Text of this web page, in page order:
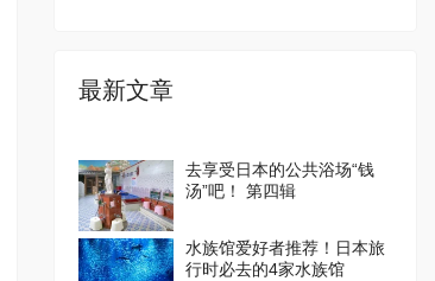
最新文章
去享受日本的公共浴场“钱
汤”吧！ 第四辑
水族馆爱好者推荐！日本旅
行时必去的4家水族馆